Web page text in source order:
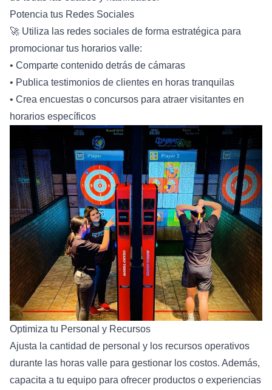
Potencia tus Redes Sociales
🚀 Utiliza las redes sociales de forma estratégica para
promocionar tus horarios valle:
• Comparte contenido detrás de cámaras
• Publica testimonios de clientes en horas tranquilas
• Crea encuestas o concursos para atraer visitantes en
horarios específicos
Optimiza tu Personal y Recursos
Ajusta la cantidad de personal y los recursos operativos
durante las horas valle para gestionar los costos. Además,
capacita a tu equipo para ofrecer productos o experiencias